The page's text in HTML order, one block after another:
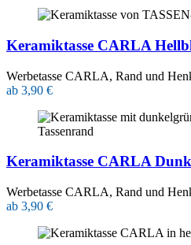
Keramiktasse CARLA
Werbetasse CARLA, Rand und
ab 3,90 €
Keramiktasse CARLA
Werbetasse CARLA, Rand und
ab 3,90 €